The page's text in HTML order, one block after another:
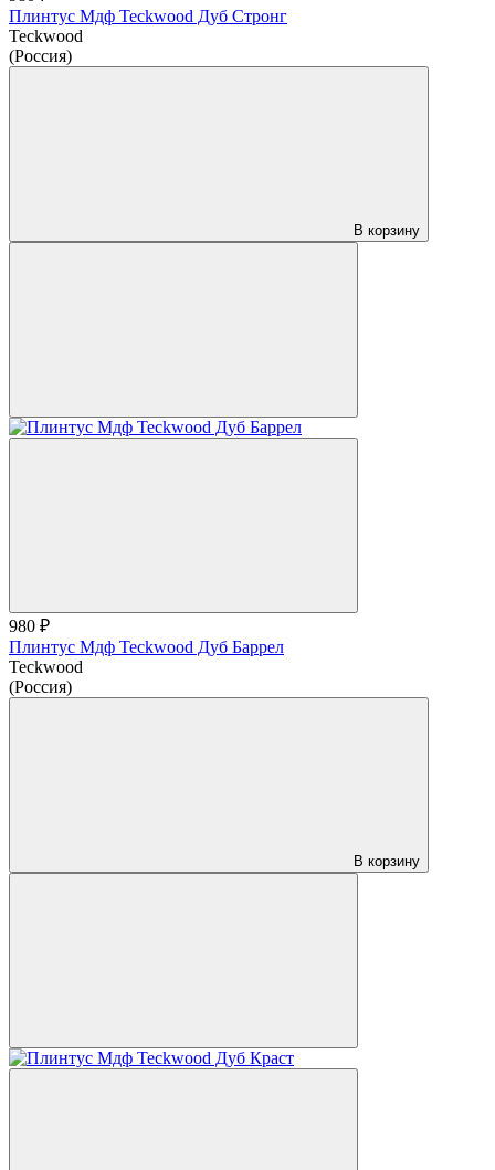
Плинтус Мдф Teckwood Дуб Стронг
Teckwood
(Россия)
В корзину
980 ₽
Плинтус Мдф Teckwood Дуб Баррел
Teckwood
(Россия)
В корзину